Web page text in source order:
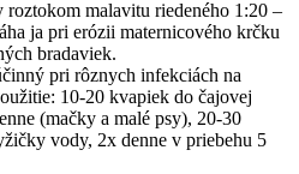
malavitu riedeného 1:20 –
ja pri erózii maternicového krčku
bradaviek.
pri rôznych infekciách na
10-20 kvapiek do čajovej
(mačky a malé psy), 20-30
vody, 2x denne v priebehu 5